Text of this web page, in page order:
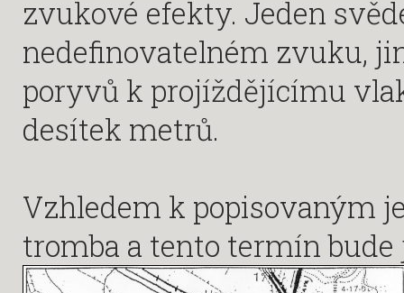
zvukové efekty. Jeden
nedefinovatelném zvuku,
poryvů k projíždějícímu
desítek metrů.
Vzhledem k popisovaným
tromba a tento termín